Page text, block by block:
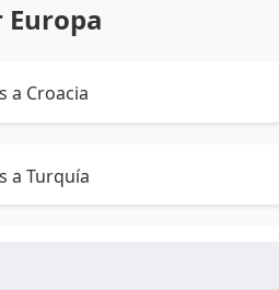
a Croacia
a Turquía